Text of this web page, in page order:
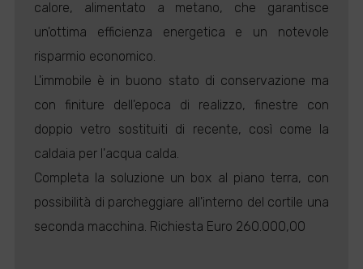
calore, alimentato a metano, che garantisce
un'ottima efficienza energetica e un notevole
risparmio economico.
L'immobile è in buono stato di conservazione ma
con finiture dell'epoca di realizzo, finestre con
doppio vetro sostituiti di recente, così come la
caldaia per l'acqua calda.
Completa la soluzione un box al piano terra, con
possibilità di parcheggiare all'interno del cortile una
seconda macchina. Richiesta Euro 260.000,00